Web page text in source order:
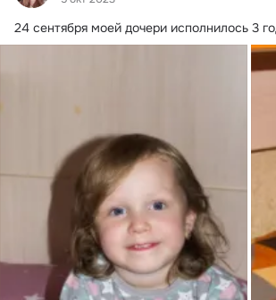
24 сентября моей дочери исполнилось 3